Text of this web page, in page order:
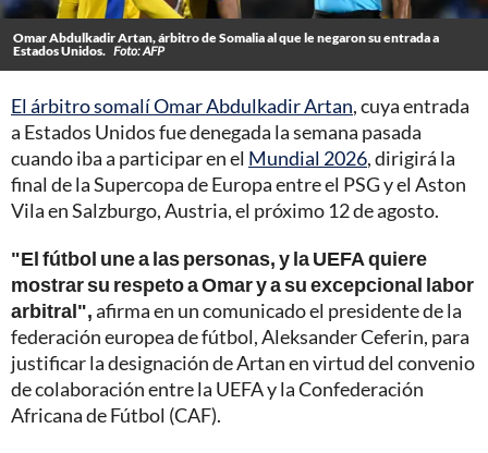
Omar Abdulkadir Artan, árbitro de Somalia al que le negaron su entrada a
Estados Unidos. Foto: AFP
El árbitro somalí Omar Abdulkadir Artan, cuya entrada
a Estados Unidos fue denegada la semana pasada
cuando iba a participar en el Mundial 2026, dirigirá la
final de la Supercopa de Europa entre el PSG y el Aston
Vila en Salzburgo, Austria, el próximo 12 de agosto.
"El fútbol une a las personas, y la UEFA quiere
mostrar su respeto a Omar y a su excepcional labor
arbitral",afirma en un comunicado el presidente de la
federación europea de fútbol, Aleksander Ceferin, para
justificar la designación de Artan en virtud del convenio
de colaboración entre la UEFA y la Confederación
Africana de Fútbol (CAF).